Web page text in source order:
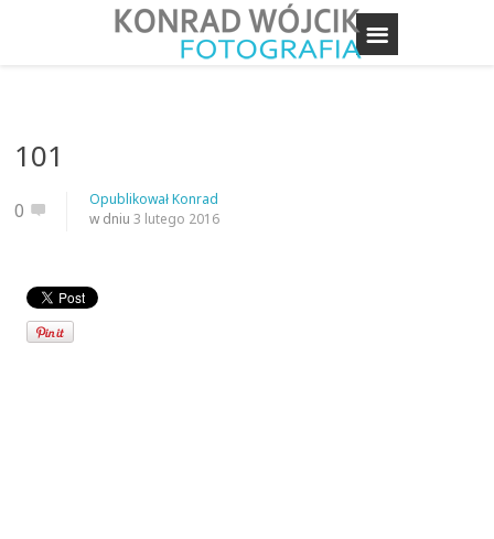
101
0 OpublikowałKonrad
w dniu3 lutego 2016